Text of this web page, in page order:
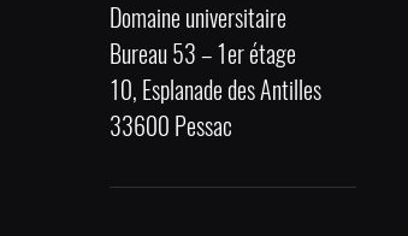
Domaine universitaire
Bureau 53 – 1er étage
10, Esplanade des Antilles
33600 Pessac